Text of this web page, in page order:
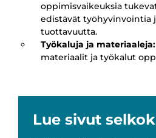
oppimisvaikeuksia
edistävät työhyvinvointia
tuottavuutta.
Työkaluja ja materiaaleja:
materiaalit ja työkalut
Lue sivut